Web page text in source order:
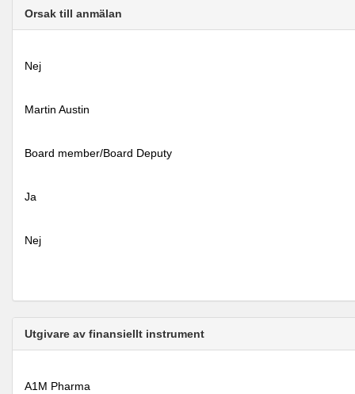
Orsak till anmälan
Nej
Martin Austin
Board member/Board Deputy
Ja
Nej
Utgivare av finansiellt instrument
A1M Pharma